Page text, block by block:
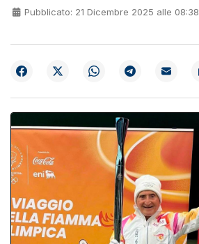
Pubblicato: 21 Dicembre 2025 alle 08:38